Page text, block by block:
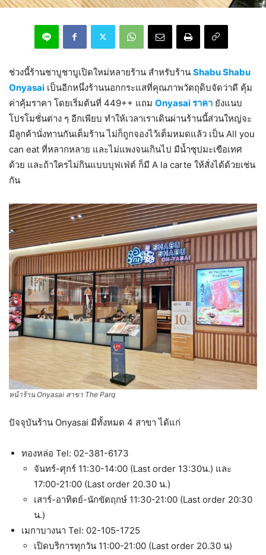
ช่วงนี้ร้านชาบูชาบูเปิดใหม่หลายร้าน สำหรับร้าน Shabu Shabu
Onyasai เป็นอีกหนึ่งร้านนอกกระแสที่คุณภาพวัตถุดิบจัดว่าดี คุ้ม
ค่าคุ้มราคา โดยเริ่มต้นที่ 449++ แถม Onyasai ราคา ยังแนบ
โปรโมชั่นต่าง ๆ อีกเพียบ ทำให้เวลาเราเดินผ่านร้านนี้ส่วนใหญ่จะ
มีลูกค้านั่งทานกันเต็มร้าน ไม่ก็ถูกจองไว้เต็มหมดแล้ว เป็น All you
can eat ที่หลากหลาย และไม่แพงจนเกินไป มีน้ำซุปมะเขือเทศ
ด้วย และถ้าใครไม่กินแบบบุฟเฟ่ต์ ก็มี A la carte ให้สั่งได้ด้วยเช่น
กัน
หน้าร้าน Onyasai สาขา The Parq
ปัจจุบันร้าน Onyasai มีทั้งหมด 4 สาขา ได้แก่
ทองหล่อ Tel: 02-381-6173
จันทร์-ศุกร์ 11:30-14:00 (Last order 13:30น.) และ
17:00-21:00 (Last order 20.30 น.)
เสาร์-อาทิตย์-นักขัตฤกษ์ 11:30-21:00 (Last order 20:30
น.)
เมกาบางนา Tel: 02-105-1725
เปิดบริการทุกวัน 11:00-21:00 (Last order 20.30 น)